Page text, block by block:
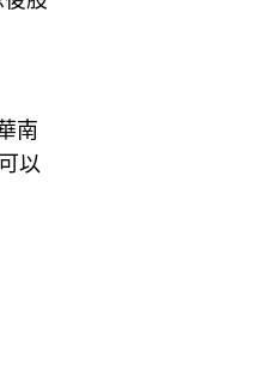
南
以